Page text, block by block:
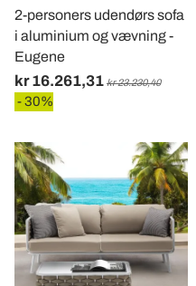
2-personers udendørs sofa
i aluminium og vævning -
Eugene
kr 16.261,31 kr 23.230,40
- 30%